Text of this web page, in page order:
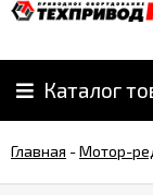
Каталог
Главная -Мотор-